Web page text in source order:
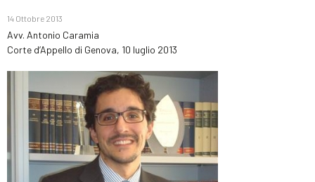
14 Ottobre 2013
Avv. Antonio Caramia
Corte d’Appello di Genova, 10 luglio 2013